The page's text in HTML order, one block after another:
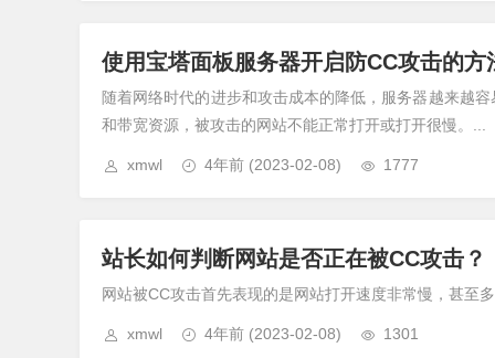
使用宝塔面板服务器开启防CC攻击的方
随着网络时代的进步和攻击成本的降低，服务器越来越
和带宽资源，被攻击的网站不能正常打开或打开很慢。...
xmwl 4年前 (2023-02-08) 1777
站长如何判断网站是否正在被CC攻击？
网站被CC攻击首先表现的是网站打开速度非常慢，甚至
xmwl 4年前 (2023-02-08) 1301